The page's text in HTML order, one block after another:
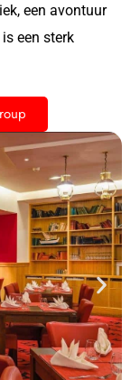
een avontuur
een sterk